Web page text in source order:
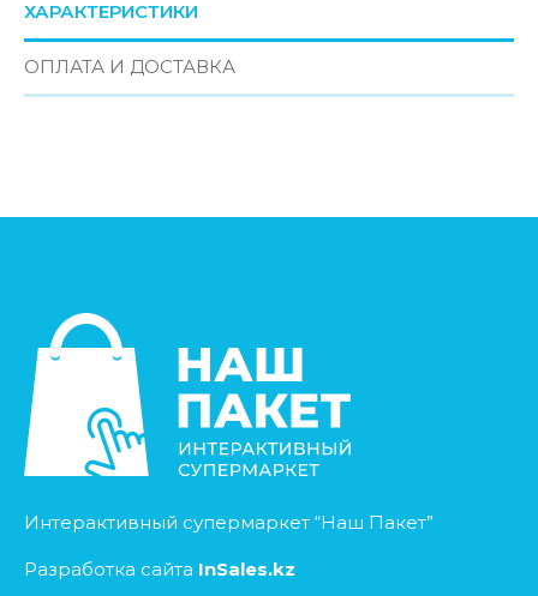
ХАРАКТЕРИСТИКИ
ОПЛАТА И ДОСТАВКА
Интерактивный супермаркет “Наш Пакет”
Разработка сайта InSales.kz